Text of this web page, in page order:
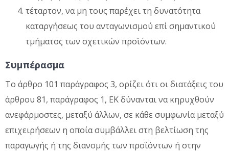
τέταρτον, να μη τους παρέχει τη δυνατότητα
καταργήσεως του ανταγωνισμού επί σημαντικού
τμήματος των σχετικών προϊόντων.
Συμπέρασμα
Το άρθρο 101 παράγραφος 3, ορίζει ότι οι διατάξεις του
άρθρου 81, παράγραφος 1, ΕΚ δύνανται να κηρυχθούν
ανεφάρμοστες, μεταξύ άλλων, σε κάθε συμφωνία μεταξύ
επιχειρήσεων η οποία συμβάλλει στη βελτίωση της
παραγωγής ή της διανομής των προϊόντων ή στην